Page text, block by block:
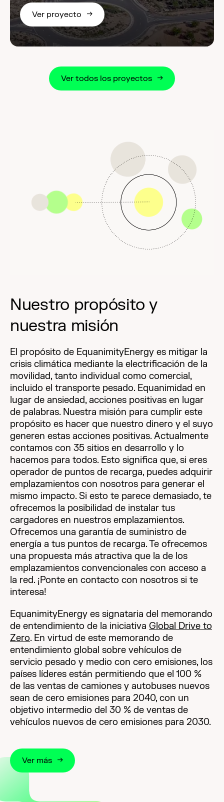
Ver proyecto
Ver todos los proyectos
Nuestro propósito y
nuestra misión
El propósito de EquanimityEnergy es mitigar la
crisis climática mediante la electrificación de la
movilidad, tanto individual como comercial,
incluido el transporte pesado. Equanimidad en
lugar de ansiedad, acciones positivas en lugar
de palabras. Nuestra misión para cumplir este
propósito es hacer que nuestro dinero y el suyo
generen estas acciones positivas. Actualmente
contamos con 35 sitios en desarrollo y lo
hacemos para todos. Esto significa que, si eres
operador de puntos de recarga, puedes adquirir
emplazamientos con nosotros para generar el
mismo impacto. Si esto te parece demasiado, te
ofrecemos la posibilidad de instalar tus
cargadores en nuestros emplazamientos.
Ofrecemos una garantía de suministro de
energía a tus puntos de recarga. Te ofrecemos
una propuesta más atractiva que la de los
emplazamientos convencionales con acceso a
la red. ¡Ponte en contacto con nosotros si te
interesa!
EquanimityEnergy es signataria del memorando
de entendimiento de la iniciativa Global Drive to
Zero. En virtud de este memorando de
entendimiento global sobre vehículos de
servicio pesado y medio con cero emisiones, los
países líderes están permitiendo que el 100 %
de las ventas de camiones y autobuses nuevos
sean de cero emisiones para 2040, con un
objetivo intermedio del 30 % de ventas de
vehículos nuevos de cero emisiones para 2030.
Ver más